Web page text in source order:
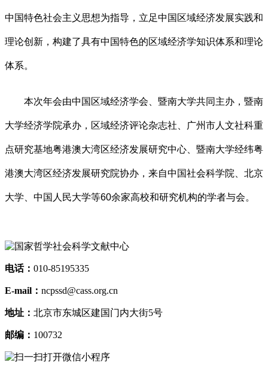
中国特色社会主义思想为指导，立足中国区域经济发展实践和
理论创新，构建了具有中国特色的区域经济学知识体系和理论
体系。
本次年会由中国区域经济学会、暨南大学共同主办，暨南
大学经济学院承办，区域经济评论杂志社、广州市人文社科重
点研究基地粤港澳大湾区经济发展研究中心、暨南大学经纬粤
港澳大湾区经济发展研究院协办，来自中国社会科学院、北京
大学、中国人民大学等60余家高校和研究机构的学者与会。
电话： 010-85195335
E-mail： ncpssd@cass.org.cn
地址： 北京市东城区建国门内大街5号
邮编： 100732